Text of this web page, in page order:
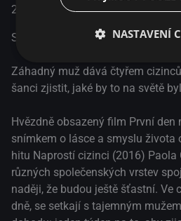
2023 Itálie Komedie / Drama
Sedm dní na nový začátek.
Záhadný muž dává čtyřem
šanci zjistit, jaké by to na světě
Hvězdně obsazený film První
snímkem o lásce a smyslu života
hitu Naprostí cizinci (2016) Paola
různých společenských vrstev
naději, že budou ještě šťastní. Ve
dně, se setkají s tajemným
NASTAVENÍ